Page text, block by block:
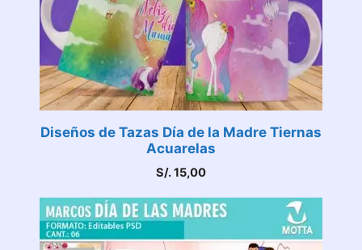
Diseños de Tazas Día de la Madre Tiernas
Acuarelas
S/.15,00